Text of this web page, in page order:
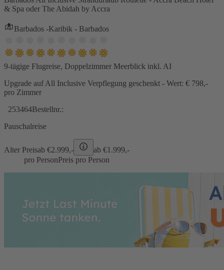
& Spa oder The Abidah by Accra
Barbados -Karibik - Barbados
9-tägige Flugreise, Doppelzimmer Meerblick inkl. AI
Upgrade auf All Inclusive Verpflegung geschenkt - Wert: € 798,-
pro Zimmer
253464Bestellnr.:
Pauschalreise
Alter Preisab €2.999,- ab €1.999,-
pro PersonPreis pro Person